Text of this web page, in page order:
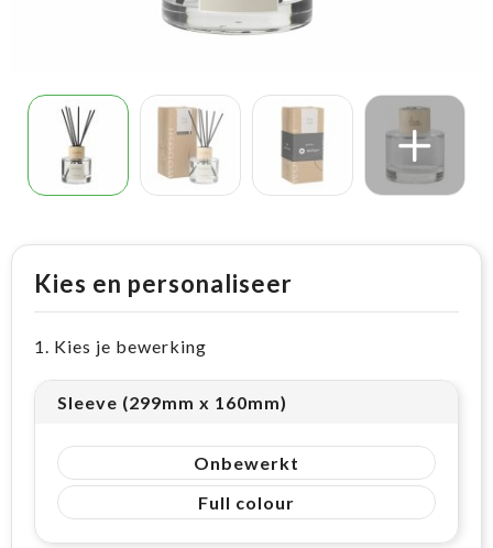
Kies en personaliseer
1. Kies je bewerking
Sleeve (299mm x 160mm)
Onbewerkt
Full colour